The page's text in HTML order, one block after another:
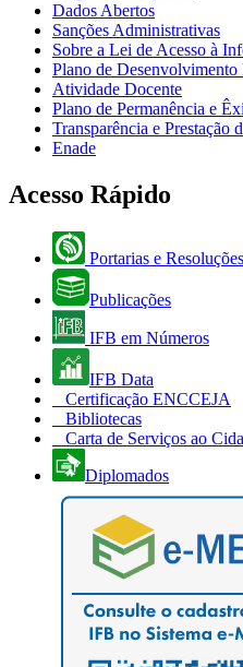
Dados Abertos
Sanções Administrativas
Sobre a Lei de Acesso à
Plano de
Atividade Docente
Plano de Permanência e
Transparência e Prestação
Enade
Acesso Rápido
Portarias e Resoluções
Publicações
IFB em Números
IFB Data
Certificação ENCCEJA
Bibliotecas
Carta de Serviços ao
Diplomados